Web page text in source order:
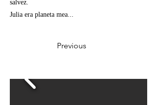
salvez.
Julia era planeta mea...
Previous